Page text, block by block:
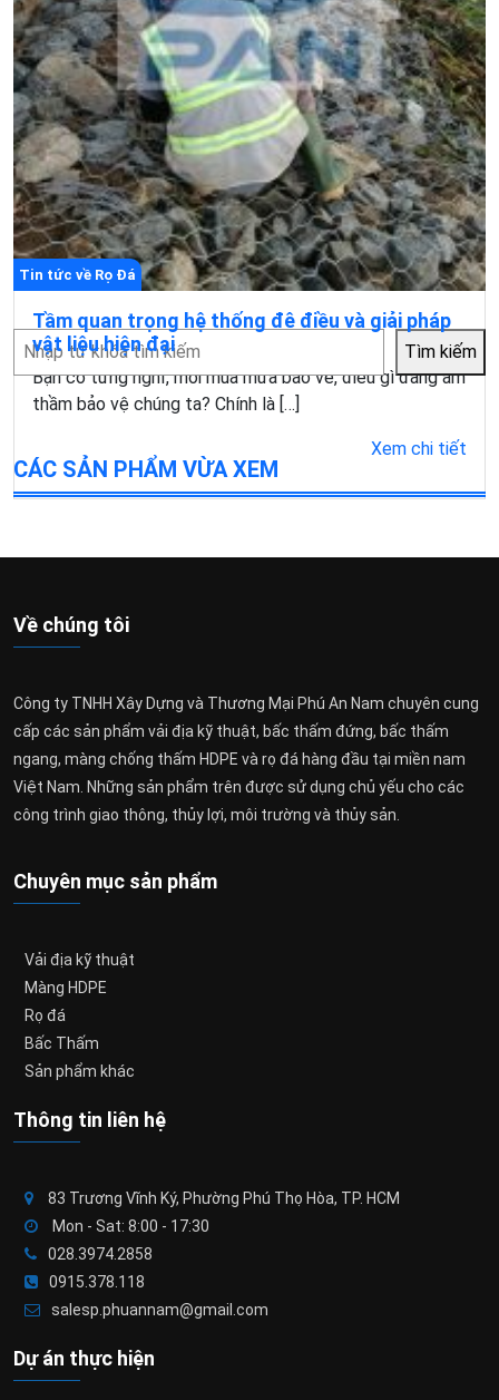
Tin tức về Rọ Đá
Tầm quan trọng hệ thống đê điều và giải pháp
vật liệu hiện đại
Bạn có từng nghĩ, mỗi mùa mưa bão về, điều gì đang âm
thầm bảo vệ chúng ta? Chính là […]
Xem chi tiết
Tìm
Tìm kiếm
CÁC SẢN PHẨM VỪA XEM
Về chúng tôi
Công ty TNHH Xây Dựng và Thương Mại Phú An Nam chuyên cung
cấp các sản phẩm vải địa kỹ thuật, bấc thấm đứng, bấc thấm
ngang, màng chống thấm HDPE và rọ đá hàng đầu tại miền nam
Việt Nam. Những sản phẩm trên được sử dụng chủ yếu cho các
công trình giao thông, thủy lợi, môi trường và thủy sản.
Chuyên mục sản phẩm
Vải địa kỹ thuật
Màng HDPE
Rọ đá
Bấc Thấm
Sản phẩm khác
Thông tin liên hệ
83 Trương Vĩnh Ký, Phường Phú Thọ Hòa, TP. HCM
Mon - Sat: 8:00 - 17:30
028.3974.2858
0915.378.118
salesp.phuannam@gmail.com
Dự án thực hiện